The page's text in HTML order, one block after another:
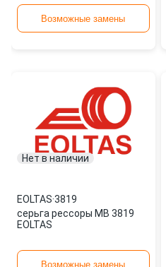
Возможные замены
Нет в наличии
EOLTAS·3819
серьга рессоры MB 3819
EOLTAS
Возможные замены